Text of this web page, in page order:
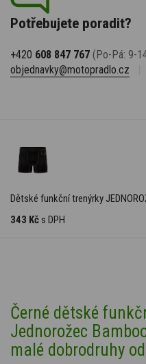
Potřebujete poradit?
+420 608 847 767 (Po-Pá: 9-
objednavky@motopradlo.cz
Dětské funkční trenýrky
343 Kč s DPH
Černé dětské
Jednorožec
malé dobrodruhy